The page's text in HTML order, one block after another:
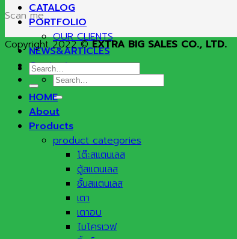
CATALOG
PORTFOLIO
OUR CLIENTS
NEWS&ARTICLES
Contact
Search
for:
Scan me
Copyright 2022 ©EXTRA BIG SALES CO., LTD.
Search
for:
HOME
About
Products
product categories
โต๊ะสแตนเลส
ตู้สแตนเลส
ชั้นสแตนเลส
เตา
เตาอบ
ไมโครเวฟ